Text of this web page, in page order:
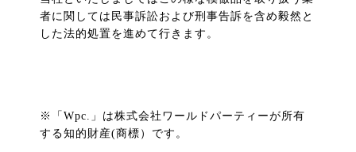
者に関しては民事訴訟および刑事告訴を含め毅然と
した法的処置を進めて行きます。
※「Wpc.」は株式会社ワールドパーティーが所有
する知的財産(商標）です。